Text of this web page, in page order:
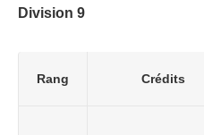
Division 9
Rang Crédits